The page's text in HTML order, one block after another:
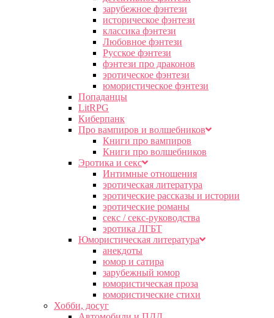
зарубежное фэнтези
историческое фэнтези
классика фэнтези
Любовное фэнтези
Русское фэнтези
фэнтези про драконов
эротическое фэнтези
юмористическое фэнтези
Попаданцы
LitRPG
Киберпанк
Про вампиров и волшебников
Книги про вампиров
Книги про волшебников
Эротика и секс
Интимные отношения
эротическая литература
эротические рассказы и истории
эротические романы
секс / секс-руководства
эротика ЛГБТ
Юмористическая литература
анекдоты
юмор и сатира
зарубежный юмор
юмористическая проза
юмористические стихи
Хобби, досуг